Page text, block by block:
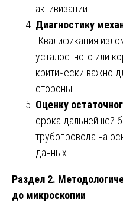
активизации.
Диагностику
Квалификация
усталостного или
критически важно
стороны.
Оценку
срока дальнейшей
трубопровода на
данных.
Раздел 2.
до микроскопии